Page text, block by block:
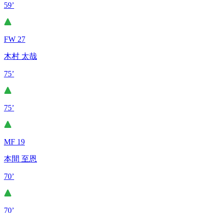
59’
FW 27
木村 太哉
75’
75’
MF 19
本間 至恩
70’
70’